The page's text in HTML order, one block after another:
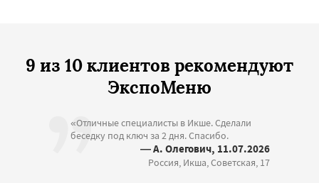
9 из 10 клиентов рекомендуют
ЭкспоМеню
«Отличные специалисты в Икше. Сделали
беседку под ключ за 2 дня. Спасибо.
— А. Олегович, 11.07.2026
Россия, Икша, Советская, 17